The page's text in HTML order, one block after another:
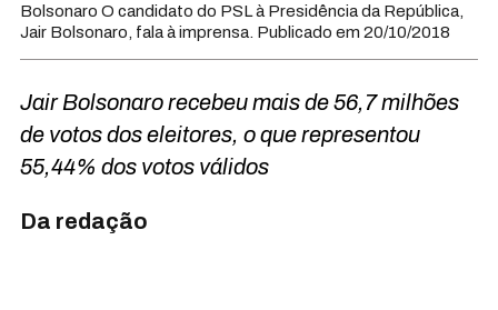
Bolsonaro O candidato do PSL à Presidência da República,
Jair Bolsonaro, fala à imprensa. Publicado em 20/10/2018
Jair Bolsonaro recebeu mais de 56,7 milhões
de votos dos eleitores, o que representou
55,44% dos votos válidos
Da redação